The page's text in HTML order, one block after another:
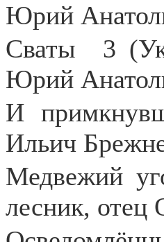
Юрий
Сваты
3
Юрий
И
Ильич
Медвежий
лесник, отец